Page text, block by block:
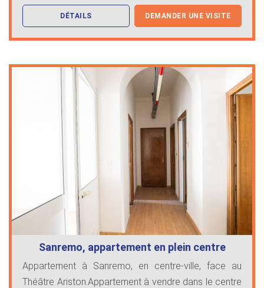
DÉTAILS DEMANDER UNE VISITE
Sanremo, appartement en plein centre
Appartement à Sanremo, en centre-ville, face au
Théâtre Ariston.Appartement à vendre dans le centre